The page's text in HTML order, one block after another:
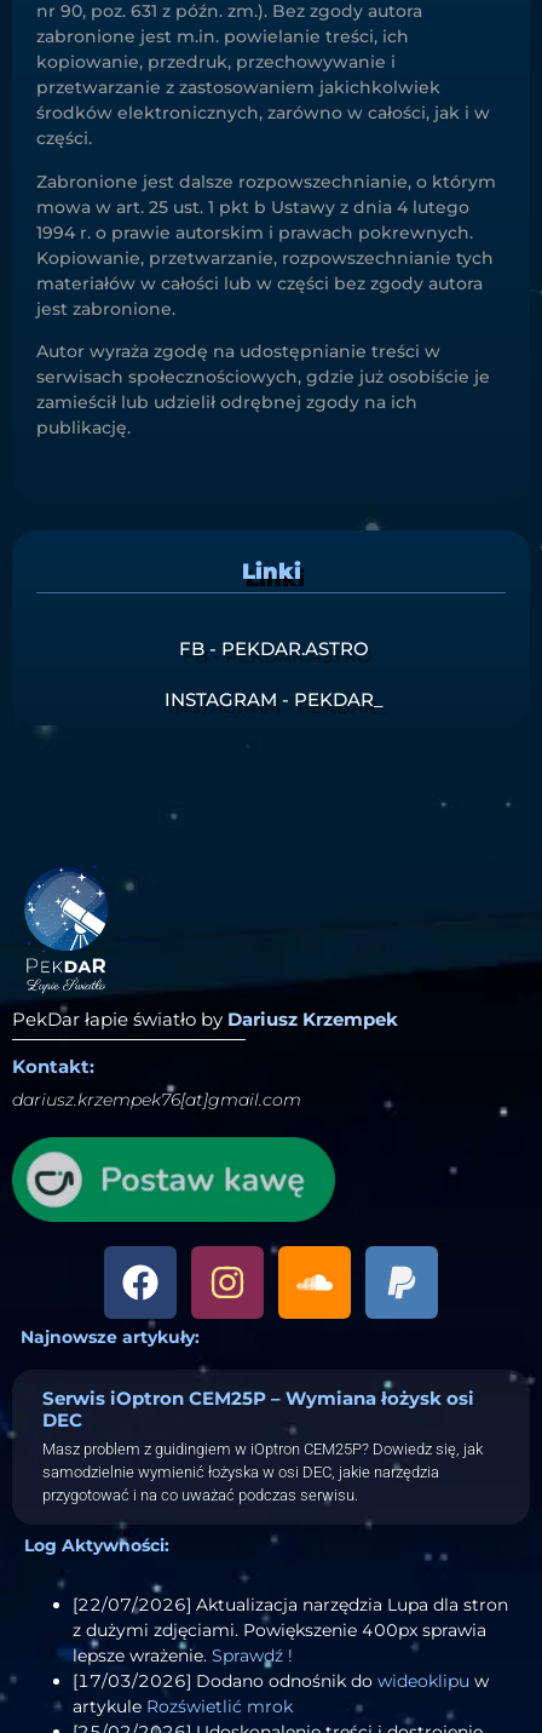
nr 90, poz. 631 z późn. zm.). Bez zgody autora
zabronione jest m.in. powielanie treści, ich
kopiowanie, przedruk, przechowywanie i
przetwarzanie z zastosowaniem jakichkolwiek
środków elektronicznych, zarówno w całości, jak i w
części.
Zabronione jest dalsze rozpowszechnianie, o którym
mowa w art. 25 ust. 1 pkt b Ustawy z dnia 4 lutego
1994 r. o prawie autorskim i prawach pokrewnych.
Kopiowanie, przetwarzanie, rozpowszechnianie tych
materiałów w całości lub w części bez zgody autora
jest zabronione.
Autor wyraża zgodę na udostępnianie treści w
serwisach społecznościowych, gdzie już osobiście je
zamieścił lub udzielił odrębnej zgody na ich
publikację.
Linki
FB - PEKDAR.ASTRO
INSTAGRAM - PEKDAR_
PekDar łapie światło by Dariusz Krzempek
Kontakt:
dariusz.krzempek76[at]gmail.com
Najnowsze artykuły:
Serwis iOptron CEM25P – Wymiana łożysk osi
DEC
Masz problem z guidingiem w iOptron CEM25P? Dowiedz się, jak
samodzielnie wymienić łożyska w osi DEC, jakie narzędzia
przygotować i na co uważać podczas serwisu.
Log Aktywności:
[22/07/2026] Aktualizacja narzędzia Lupa dla stron
z dużymi zdjęciami. Powiększenie 400px sprawia
lepsze wrażenie. Sprawdź !
[17/03/2026] Dodano odnośnik do wideoklipu w
artykule Rozświetlić mrok